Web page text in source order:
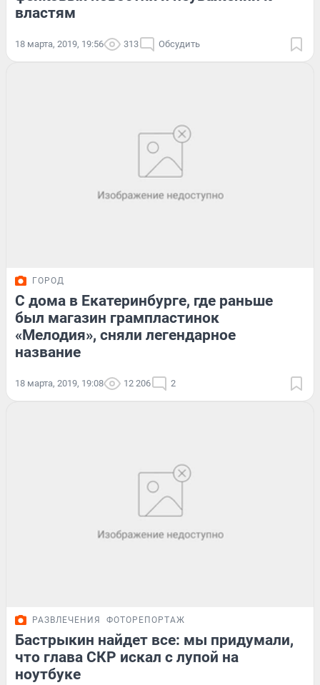
властям
18 марта, 2019, 19:56 313 Обсудить
ГОРОД
С дома в Екатеринбурге, где раньше
был магазин грампластинок
«Мелодия», сняли легендарное
название
18 марта, 2019, 19:08 12 206 2
РАЗВЛЕЧЕНИЯ ФОТОРЕПОРТАЖ
Бастрыкин найдет все: мы придумали,
что глава СКР искал с лупой на
ноутбуке